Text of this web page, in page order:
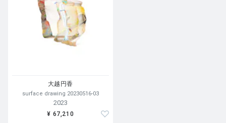
大越円香
surface drawing 20230516-03
2023
¥ 67,210